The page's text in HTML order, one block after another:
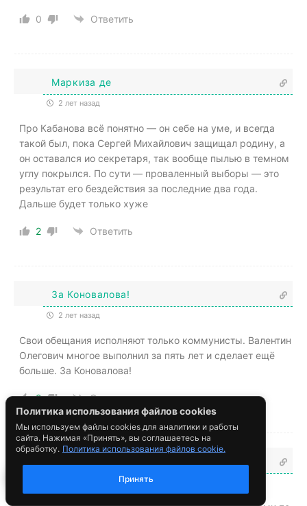
Политика использования файлов cookies
Мы используем файлы cookies для аналитики и работы
сайта. Нажимая «Принять», вы соглашаетесь на
обработку. Политика использования файлов cookie.
Принять